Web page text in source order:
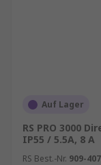
Auf Lager
RS PRO 3000
IP55 / 5.5A, 8 A
RS Best.-Nr. 909-